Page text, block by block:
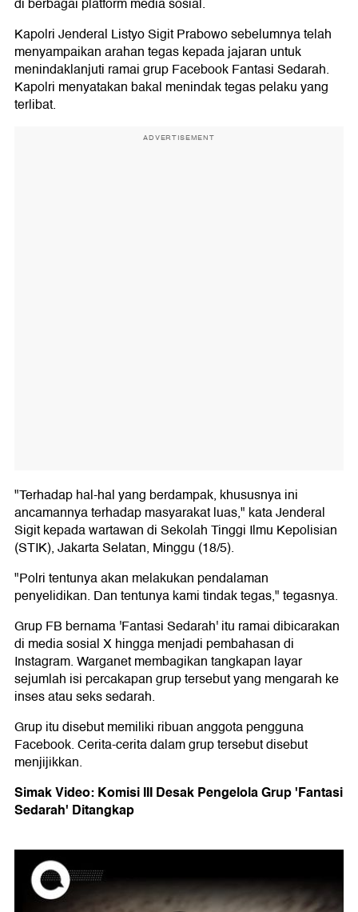
Kapolri Jenderal Listyo Sigit Prabowo sebelumnya telah
menyampaikan arahan tegas kepada jajaran untuk
menindaklanjuti ramai grup Facebook Fantasi Sedarah.
Kapolri menyatakan bakal menindak tegas pelaku yang
terlibat.
ADVERTISEMENT
"Terhadap hal-hal yang berdampak, khususnya ini
ancamannya terhadap masyarakat luas," kata Jenderal
Sigit kepada wartawan di Sekolah Tinggi Ilmu Kepolisian
(STIK), Jakarta Selatan, Minggu (18/5).
"Polri tentunya akan melakukan pendalaman
penyelidikan. Dan tentunya kami tindak tegas," tegasnya.
Grup FB bernama 'Fantasi Sedarah' itu ramai dibicarakan
di media sosial X hingga menjadi pembahasan di
Instagram. Warganet membagikan tangkapan layar
sejumlah isi percakapan grup tersebut yang mengarah ke
inses atau seks sedarah.
Grup itu disebut memiliki ribuan anggota pengguna
Facebook. Cerita-cerita dalam grup tersebut disebut
menjijikkan.
Simak Video: Komisi III Desak Pengelola Grup 'Fantasi
Sedarah' Ditangkap